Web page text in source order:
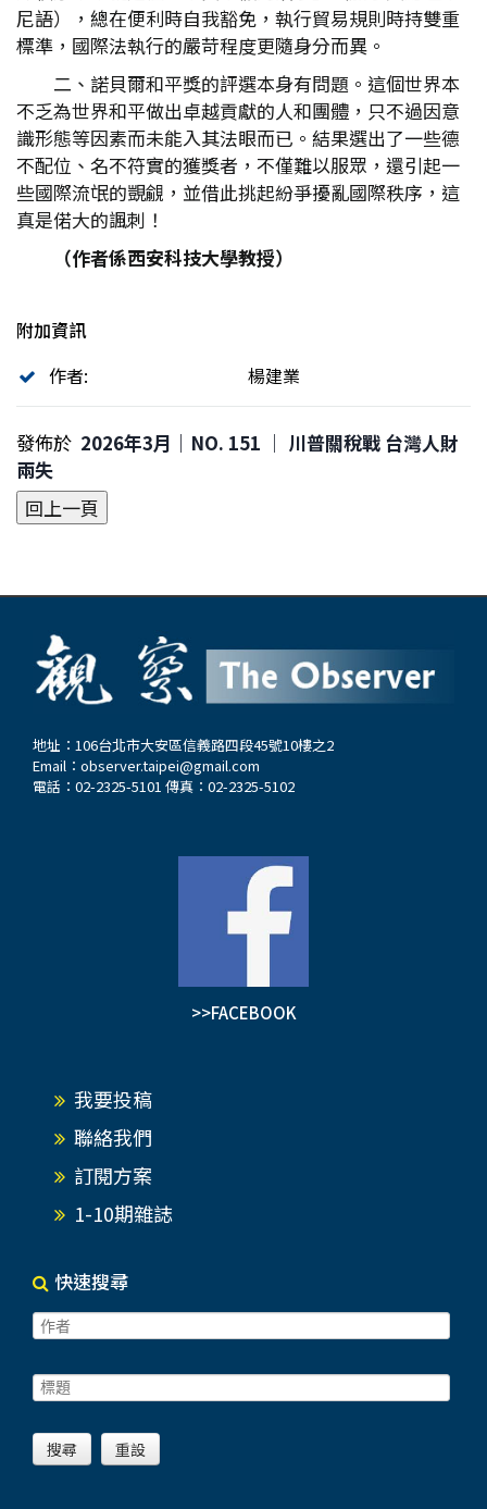
尼語），總在便利時自我豁免，執行貿易規則時持雙重
標準，國際法執行的嚴苛程度更隨身分而異。
二、諾貝爾和平獎的評選本身有問題。這個世界本
不乏為世界和平做出卓越貢獻的人和團體，只不過因意
識形態等因素而未能入其法眼而已。結果選出了一些德
不配位、名不符實的獲獎者，不僅難以服眾，還引起一
些國際流氓的覬覦，並借此挑起紛爭擾亂國際秩序，這
真是偌大的諷刺！
（作者係西安科技大學教授）
附加資訊
作者:
楊建業
發佈於 2026年3月｜NO. 151 │ 川普關稅戰 台灣人財
兩失
地址：106台北市大安區信義路四段45號10樓之2
Email： observer.taipei@gmail.com
電話：02-2325-5101 傳真：02-2325-5102
>>FACEBOOK
我要投稿
聯絡我們
訂閱方案
1-10期雜誌
快速搜尋